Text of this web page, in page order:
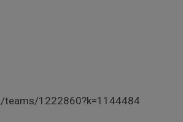
1222860?k=1144484